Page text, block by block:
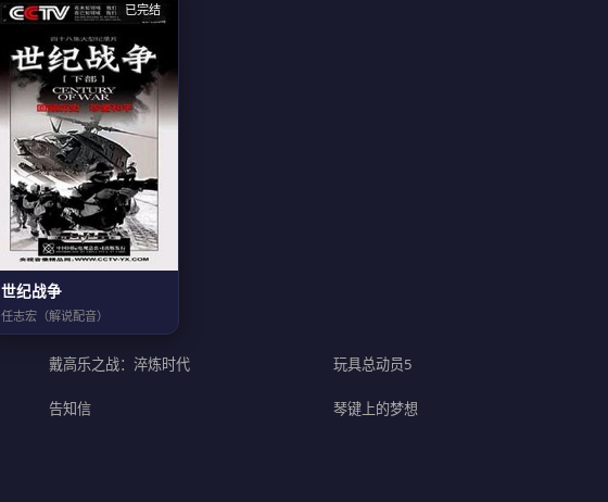
已完结
世纪战争
任志宏（解说配音）
戴高乐之战：淬炼时代 玩具总动员5
告知信 琴键上的梦想